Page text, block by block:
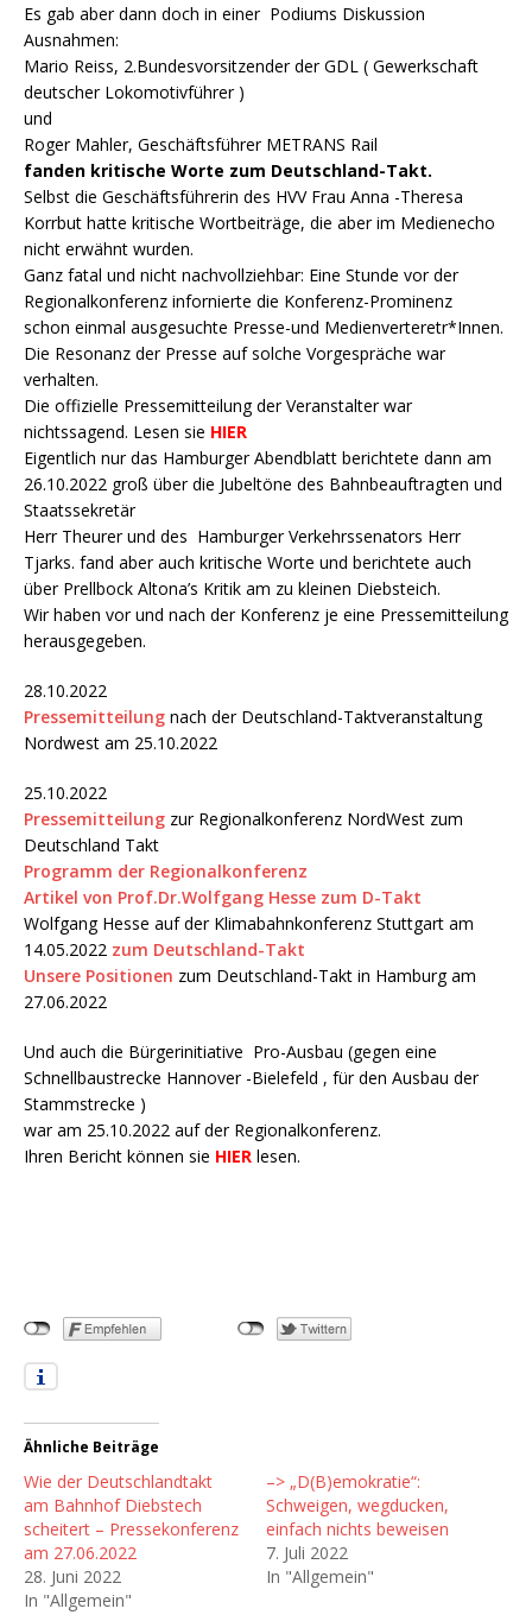
Es gab aber dann doch in einer Podiums Diskussion
Ausnahmen:
Mario Reiss, 2.Bundesvorsitzender der GDL ( Gewerkschaft
deutscher Lokomotivführer )
und
Roger Mahler, Geschäftsführer METRANS Rail
fanden kritische Worte zum Deutschland-Takt.
Selbst die Geschäftsführerin des HVV Frau Anna -Theresa
Korrbut hatte kritische Wortbeiträge, die aber im Medienecho
nicht erwähnt wurden.
Ganz fatal und nicht nachvollziehbar: Eine Stunde vor der
Regionalkonferenz infornierte die Konferenz-Prominenz
schon einmal ausgesuchte Presse-und Medienverteretr*Innen.
Die Resonanz der Presse auf solche Vorgespräche war
verhalten.
Die offizielle Pressemitteilung der Veranstalter war
nichtssagend. Lesen sie HIER
Eigentlich nur das Hamburger Abendblatt berichtete dann am
26.10.2022 groß über die Jubeltöne des Bahnbeauftragten und
Staatssekretär
Herr Theurer und des Hamburger Verkehrssenators Herr
Tjarks. fand aber auch kritische Worte und berichtete auch
über Prellbock Altona’s Kritik am zu kleinen Diebsteich.
Wir haben vor und nach der Konferenz je eine Pressemitteilung
herausgegeben.
28.10.2022
Pressemitteilung nach der Deutschland-Taktveranstaltung
Nordwest am 25.10.2022
25.10.2022
Pressemitteilung zur Regionalkonferenz NordWest zum
Deutschland Takt
Programm der Regionalkonferenz
Artikel von Prof.Dr.Wolfgang Hesse zum D-Takt
Wolfgang Hesse auf der Klimabahnkonferenz Stuttgart am
14.05.2022 zum Deutschland-Takt
Unsere Positionen zum Deutschland-Takt in Hamburg am
27.06.2022
Und auch die Bürgerinitiative Pro-Ausbau (gegen eine
Schnellbaustrecke Hannover -Bielefeld , für den Ausbau der
Stammstrecke )
war am 25.10.2022 auf der Regionalkonferenz.
Ihren Bericht können sie HIER lesen.
Ähnliche Beiträge
Wie der Deutschlandtakt
am Bahnhof Diebstech
scheitert – Pressekonferenz
am 27.06.2022
28. Juni 2022
In "Allgemein"
–> „D(B)emokratie“:
Schweigen, wegducken,
einfach nichts beweisen
7. Juli 2022
In "Allgemein"